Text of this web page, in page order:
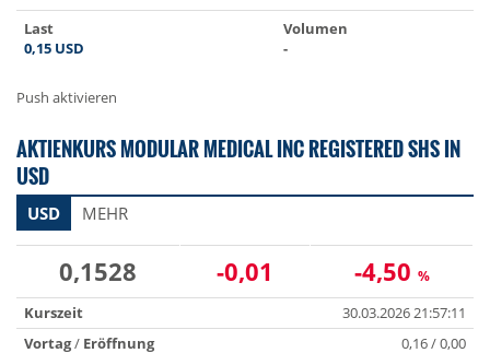
Last
0,15 USD
Volumen
-
Push aktivieren
AKTIENKURS MODULAR MEDICAL INC REGISTERED SHS IN
USD
USD MEHR
0,1528 -0,01 -4,50 %
Kurszeit
30.03.2026 21:57:11
Vortag/ Eröffnung
0,16 / 0,00